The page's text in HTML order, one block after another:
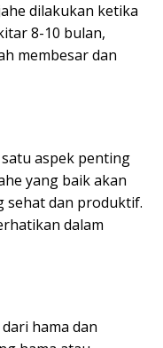
dilakukan ketika
8-10 bulan,
membesar dan
aspek penting
yang baik akan
sehat dan produktif.
dalam
hama dan